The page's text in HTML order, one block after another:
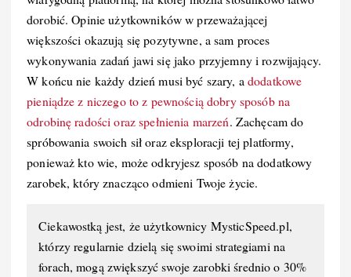
dorobić. Opinie użytkowników w przeważającej
większości okazują się pozytywne, a sam proces
wykonywania zadań jawi się jako przyjemny i rozwijający.
W końcu nie każdy dzień musi być szary, a dodatkowe
pieniądze z niczego to z pewnością dobry sposób na
odrobinę radości oraz spełnienia marzeń. Zachęcam do
spróbowania swoich sił oraz eksploracji tej platformy,
ponieważ kto wie, może odkryjesz sposób na dodatkowy
zarobek, który znacząco odmieni Twoje życie.
Ciekawostką jest, że użytkownicy MysticSpeed.pl,
którzy regularnie dzielą się swoimi strategiami na
forach, mogą zwiększyć swoje zarobki średnio o 30%